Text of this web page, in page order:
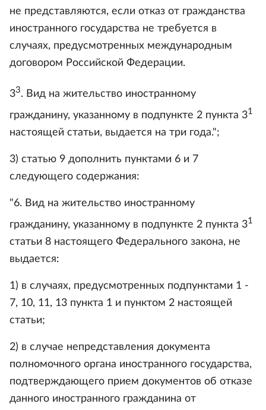
не представляются, если отказ от гражданства
иностранного государства не требуется в
случаях, предусмотренных международным
договором Российской Федерации.
33. Вид на жительство иностранному
гражданину, указанному в подпункте 2 пункта 31
настоящей статьи, выдается на три года.";
3) статью 9 дополнить пунктами 6 и 7
следующего содержания:
"6. Вид на жительство иностранному
гражданину, указанному в подпункте 2 пункта 31
статьи 8 настоящего Федерального закона, не
выдается:
1) в случаях, предусмотренных подпунктами 1 -
7, 10, 11, 13 пункта 1 и пунктом 2 настоящей
статьи;
2) в случае непредставления документа
полномочного органа иностранного государства,
подтверждающего прием документов об отказе
данного иностранного гражданина от